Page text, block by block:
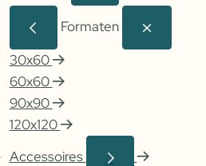
Formaten
30x60
60x60
90x90
120x120
Accessoires